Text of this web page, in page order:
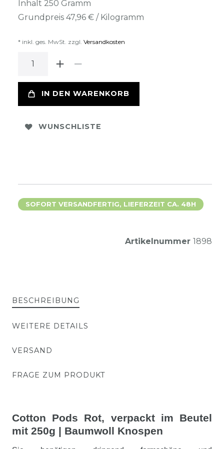
Inhalt 250 Gramm
Grundpreis 47,96 € / Kilogramm
* inkl. ges. MwSt. zzgl. Versandkosten
IN DEN WARENKORB
WUNSCHLISTE
SOFORT VERSANDFERTIG, LIEFERZEIT CA. 48H
Artikelnummer 1898
BESCHREIBUNG
WEITERE DETAILS
VERSAND
FRAGE ZUM PRODUKT
Cotton Pods Rot, verpackt im Beutel
mit 250g | Baumwoll Knospen